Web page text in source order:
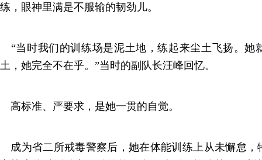
练，眼神里满是不服输的韧劲儿。
“当时我们的训练场是泥土地，练起来尘土飞扬。她
土，她完全不在乎。”当时的副队长汪峰回忆。
高标准、严要求，是她一贯的自觉。
成为省二所戒毒警察后，她在体能训练上从未懈怠，